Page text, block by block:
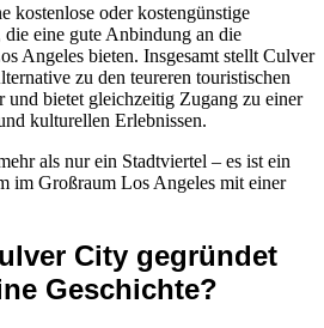
kostenlose oder kostengünstige
eine gute Anbindung an die
Angeles bieten. Insgesamt stellt Culver
zu den teureren touristischen
und bietet gleichzeitig Zugang zu einer
kulturellen Erlebnissen.
als nur ein Stadtviertel – es ist ein
im Großraum Los Angeles mit einer
City gegründet
Geschichte?